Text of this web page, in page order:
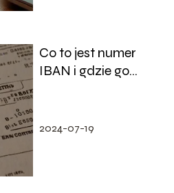
Co to jest numer
IBAN i gdzie go
2024-07-19